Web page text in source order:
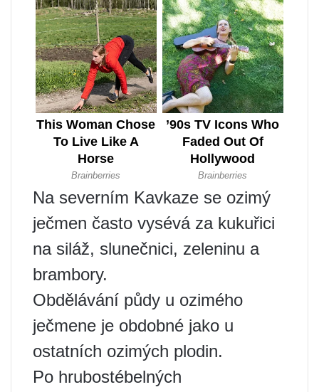
Na severním Kavkaze se ozimý
ječmen často vysévá za kukuřici
na siláž, slunečnici, zeleninu a
brambory.
Obdělávání půdy u ozimého
ječmene je obdobné jako u
ostatních ozimých plodin.
Po hrubostébelných